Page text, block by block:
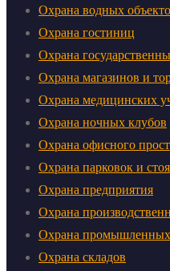
Охрана водных
Охрана гостиниц
Охрана
Охрана магазинов и
Охрана медицинских
Охрана ночных клубов
Охрана офисного
Охрана парковок и
Охрана предприятия
Охрана
Охрана промышленных
Охрана складов